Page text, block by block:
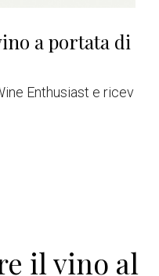
a portata di
Enthusiast e ricev
il vino al